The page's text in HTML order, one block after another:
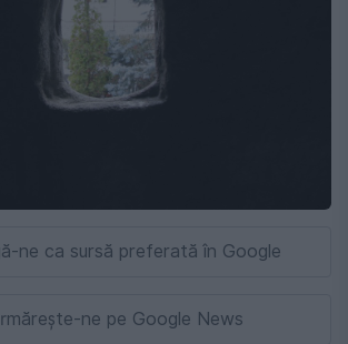
ne ca sursă preferată în Google
ne pe Google News